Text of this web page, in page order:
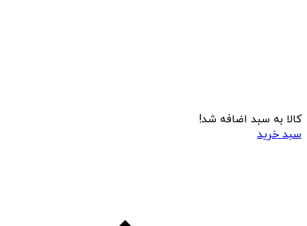
کالا به سبد اضافه شد!
سبد خرید